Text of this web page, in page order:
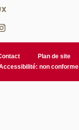
Plan de site
non conforme